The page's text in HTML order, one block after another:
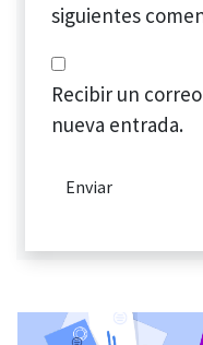
siguientes
Recibir un
nueva entrada.